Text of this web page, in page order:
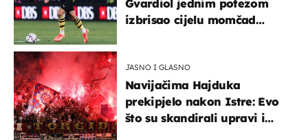
Gvardiol jednim potezom
izbrisao cijelu momčad
JASNO I GLASNO
Navijačima Hajduka
prekipjelo nakon Istre: Evo
što su skandirali upravi i